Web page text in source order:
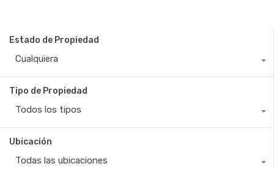
Estado de Propiedad
Cualquiera
Tipo de Propiedad
Todos los tipos
Ubicación
Todas las ubicaciones